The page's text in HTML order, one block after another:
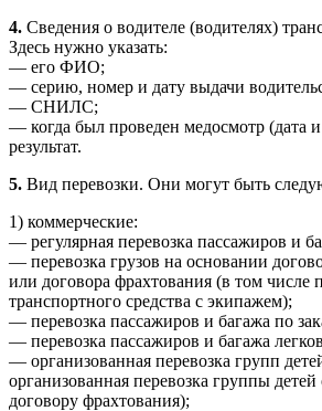
4. Сведения о водителе (водителях)
Здесь нужно указать:
— его ФИО;
— серию, номер и дату выдачи
— СНИЛС;
— когда был проведен медосмотр (дата
результат.
5. Вид перевозки. Они могут быть
1) коммерческие:
— регулярная перевозка пассажиров и
— перевозка грузов на основании
или договора фрахтования (в том числе
транспортного средства с экипажем);
— перевозка пассажиров и багажа по
— перевозка пассажиров и багажа
— организованная перевозка групп
организованная перевозка группы детей
договору фрахтования);